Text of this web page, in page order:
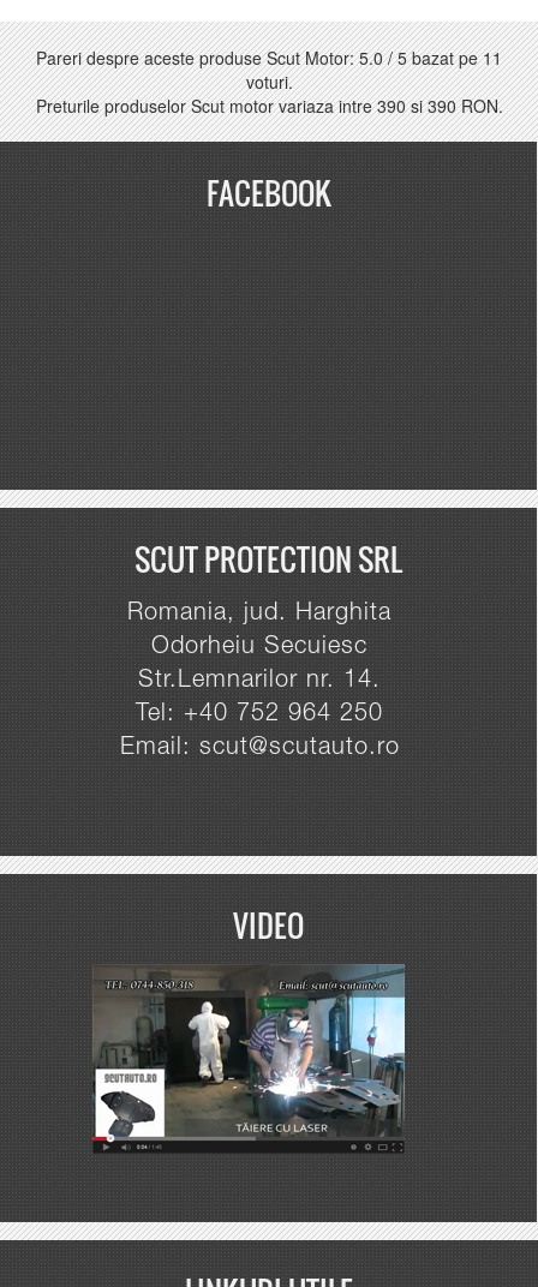
Pareri despre aceste produse Scut Motor: 5.0/5bazat pe11
voturi.
Preturile produselor Scut motor variaza intre390si390 RON.
FACEBOOK
SCUT PROTECTION SRL
Romania, jud. Harghita
Odorheiu Secuiesc
Str.Lemnarilor nr. 14.
Tel: +40 752 964 250
Email: scut@scutauto.ro
VIDEO